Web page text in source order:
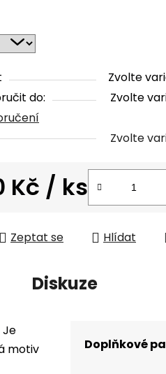
Zvolte
do:
Zvolte
Zvolte
Kč / ks
Zeptat se Hlídat
Diskuze
Je
motiv
Doplňkové